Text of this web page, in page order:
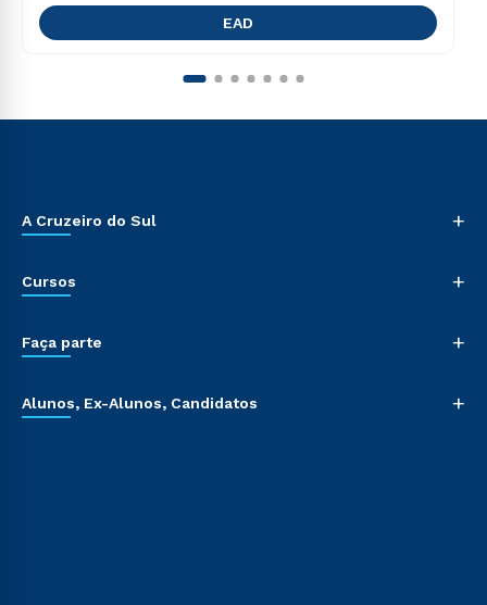
EAD
A Cruzeiro do Sul +
Cursos +
Faça parte +
Alunos, Ex-Alunos, Candidatos +